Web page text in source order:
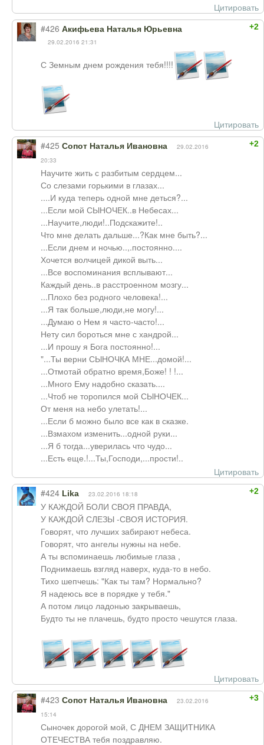
Цитировать
+2
#426 Акифьева Наталья Юрьевна
29.02.2016 21:31
С Земным днем рождения тебя!!!!
Цитировать
+2
#425 Сопот Наталья Ивановна
29.02.2016
20:33
Научите жить с разбитым сердцем...
Со слезами горькими в глазах...
....И куда теперь одной мне деться?...
...Если мой СЫНОЧЕК..в Небесах...
...Научите,люди!..Подскажите!..
Что мне делать дальше...?Как мне быть?...
...Если днем и ночью..,.постоянно....
Хочется волчицей дикой выть...
...Все воспоминания всплывают...
Каждый день..в расстроенном мозгу...
...Плохо без родного человека!...
...Я так больше,люди,не могу!...
...Думаю о Нем я часто-часто!...
Нету сил бороться мне с хандрой...
...И прошу я Бога постоянно!...
"...Ты верни СЫНОЧКА МНЕ...домой!...
...Отмотай обратно время,Боже! ! !...
...Много Ему надобно сказать....
...Чтоб не торопился мой СЫНОЧЕК...
От меня на небо улетать!...
...Если б можно было все как в сказке.
...Взмахом изменить...одной руки...
...Я б тогда...уверилась что чудо...
...Есть еще.!...Ты,Господи,...прости!..
Цитировать
+2
#424 Lika 23.02.2016 18:18
У КАЖДОЙ БОЛИ СВОЯ ПРАВДА,
У КАЖДОЙ СЛЕЗЫ -СВОЯ ИСТОРИЯ.
Говорят, что лучших забирают небеса.
Говорят, что ангелы нужны на небе.
А ты вспоминаешь любимые глаза ,
Поднимаешь взгляд наверх, куда-то в небо.
Тихо шепчешь: "Как ты там? Нормально?
Я надеюсь все в порядке у тебя."
А потом лицо ладонью закрываешь,
Будто ты не плачешь, будто просто чешутся глаза.
Цитировать
+3
#423 Сопот Наталья Ивановна
23.02.2016
15:14
Сыночек дорогой мой, С ДНЕМ ЗАЩИТНИКА
ОТЕЧЕСТВА тебя поздравляю.